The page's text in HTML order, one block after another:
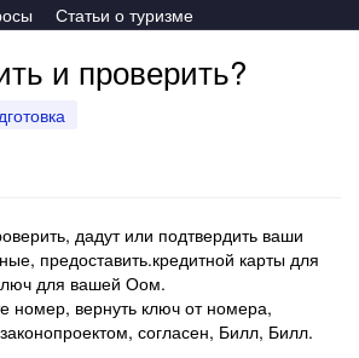
Статьи о туризме
и проверить?
дадут или подтвердить ваши
предоставить.кредитной карты для
для вашей Оом.
номер, вернуть ключ от номера,
согласен, Билл, Билл.